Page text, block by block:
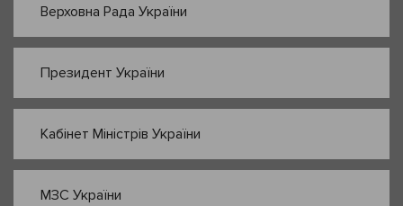
Верховна Рада України
Президент України
Кабінет Міністрів України
МЗС України